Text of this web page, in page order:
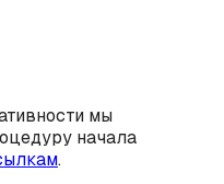
мы
начала
.